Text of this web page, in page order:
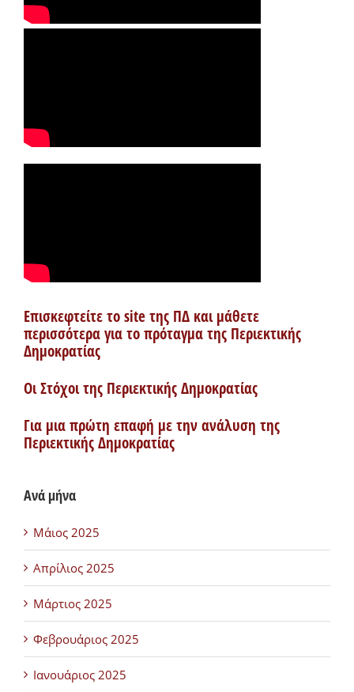
Επισκεφτείτε το site της ΠΔ και μάθετε
περισσότερα για το πρόταγμα της Περιεκτικής
Δημοκρατίας
Οι Στόχοι της Περιεκτικής Δημοκρατίας
Για μια πρώτη επαφή με την ανάλυση της
Περιεκτικής Δημοκρατίας
Ανά μήνα
Μάιος 2025
Απρίλιος 2025
Μάρτιος 2025
Φεβρουάριος 2025
Ιανουάριος 2025